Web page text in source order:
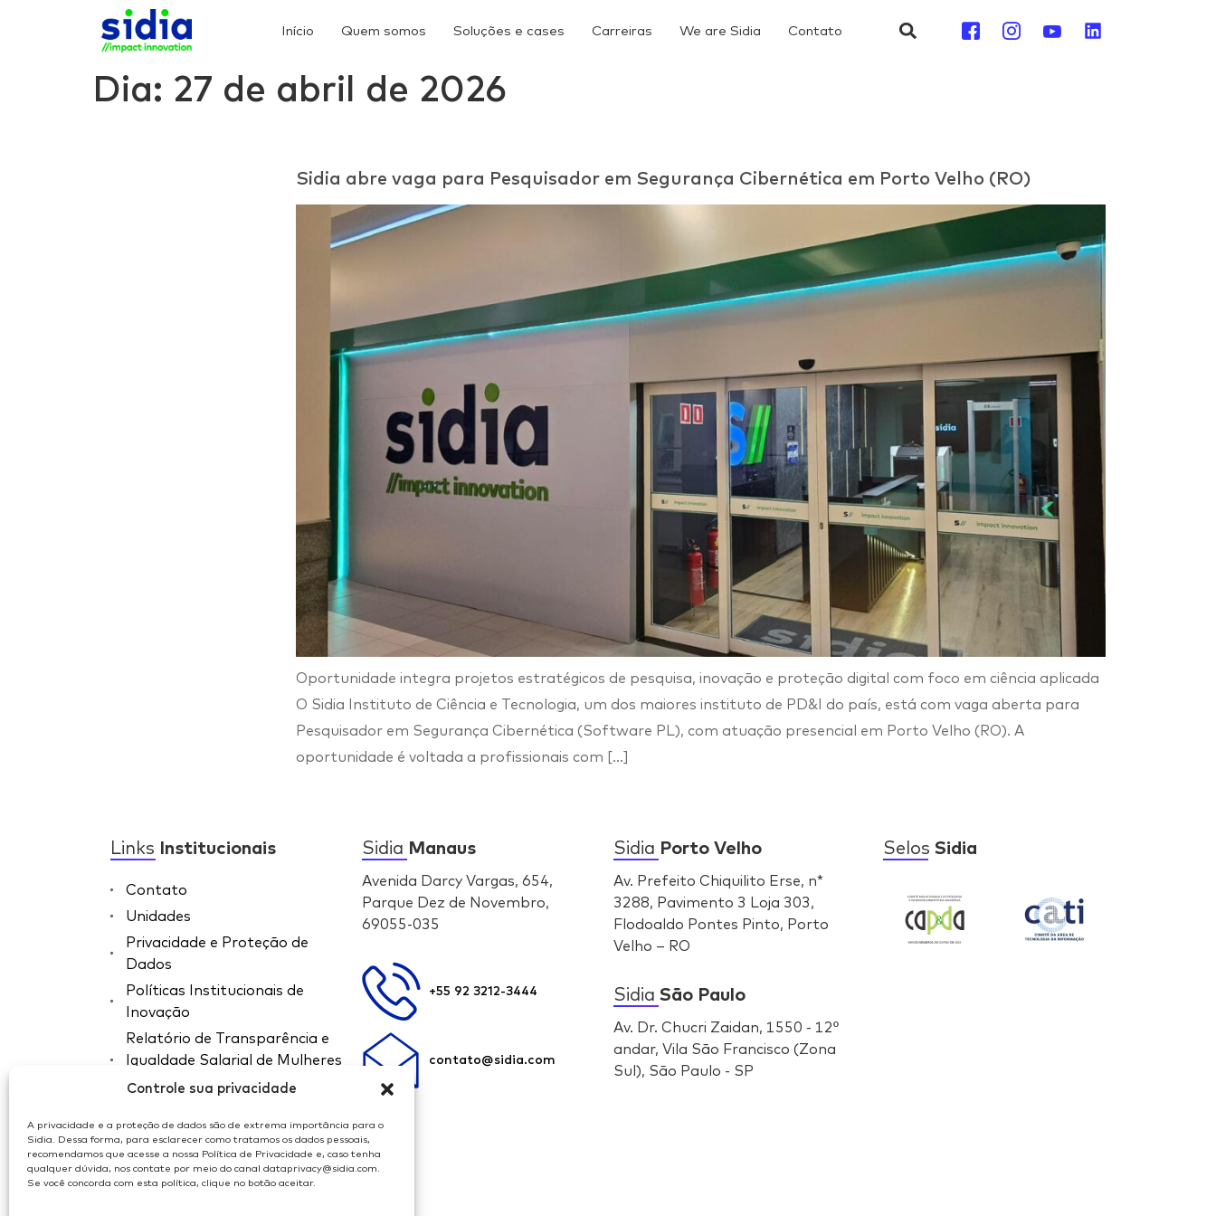
Controle sua privacidade
A privacidade e a proteção de dados são de extrema importância para o
Sidia. Dessa forma, para esclarecer como tratamos os dados pessoais,
recomendamos que acesse a nossa Política de Privacidade e, caso tenha
qualquer dúvida, nos contate por meio do canal dataprivacy@sidia.com.
Se você concorda com esta política, clique no botão aceitar.
Início Quem somos Soluções e cases Carreiras We are Sidia Contato
Dia: 27 de abril de 2026
Sidia abre vaga para Pesquisador em Segurança Cibernética em Porto Velho (RO)
Oportunidade integra projetos estratégicos de pesquisa, inovação e proteção digital com foco em ciência aplicada
O Sidia Instituto de Ciência e Tecnologia, um dos maiores instituto de PD&I do país, está com vaga aberta para
Pesquisador em Segurança Cibernética (Software PL), com atuação presencial em Porto Velho (RO). A
oportunidade é voltada a profissionais com […]
Links Institucionais
Contato
Unidades
Privacidade e Proteção de
Dados
Políticas Institucionais de
Inovação
Relatório de Transparência e
Igualdade Salarial de Mulheres
e Homens
Controle sua privacidade
Sidia Manaus
Avenida Darcy Vargas, 654,
Parque Dez de Novembro,
69055-035
+55 92 3212-3444
contato@sidia.com
Sidia Porto Velho
Av. Prefeito Chiquilito Erse, n*
3288, Pavimento 3 Loja 303,
Flodoaldo Pontes Pinto, Porto
Velho – RO
SidiaSão Paulo
Av. Dr. Chucri Zaidan, 1550 - 12º
andar, Vila São Francisco (Zona
Sul), São Paulo - SP
SelosSidia